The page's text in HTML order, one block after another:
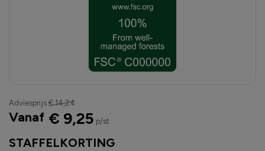
STAFFELKORTING
Adviesprijs € 14,24
Vanaf € 9,25 p/st